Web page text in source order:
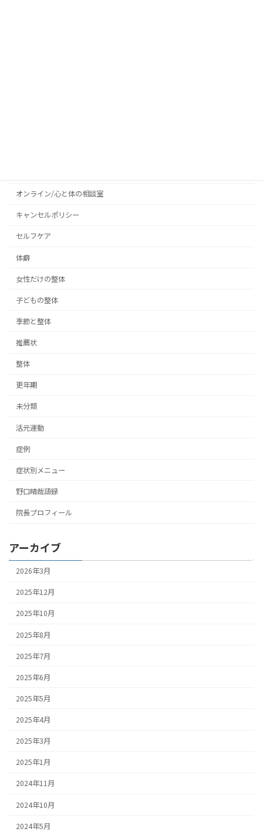
オンライン/心と体の相談室
キャンセルポリシー
セルフケア
体癖
女性だけの整体
子どもの整体
季節と整体
推薦状
整体
更年期
未分類
活元運動
症例
症状別メニュー
野口晴哉語録
院長プロフィール
アーカイブ
2026年3月
2025年12月
2025年10月
2025年8月
2025年7月
2025年6月
2025年5月
2025年4月
2025年3月
2025年1月
2024年11月
2024年10月
2024年5月